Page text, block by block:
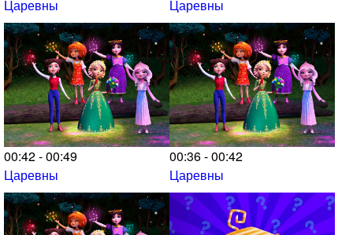
Царевны
Царевны
00:42 - 00:49
Царевны
00:36 - 00:42
Царевны